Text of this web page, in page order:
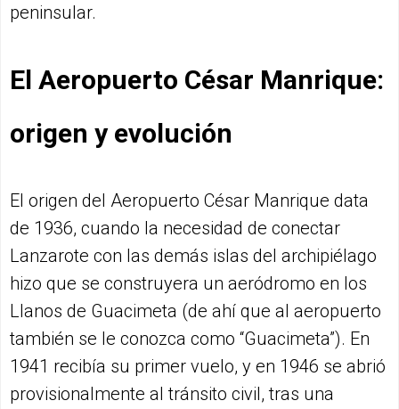
peninsular.
El Aeropuerto César Manrique:
origen y evolución
El origen del Aeropuerto César Manrique data
de 1936, cuando la necesidad de conectar
Lanzarote con las demás islas del archipiélago
hizo que se construyera un aeródromo en los
Llanos de Guacimeta (de ahí que al aeropuerto
también se le conozca como “Guacimeta”). En
1941 recibía su primer vuelo, y en 1946 se abrió
provisionalmente al tránsito civil, tras una